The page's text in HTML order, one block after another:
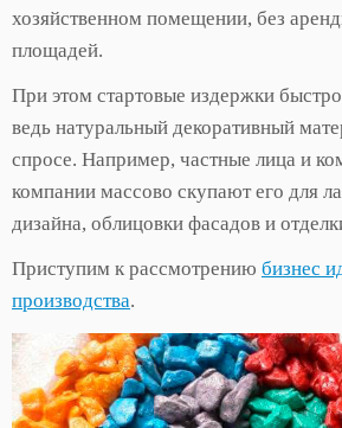
хозяйственном помещении, без
площадей.
При этом стартовые издержки
ведь натуральный декоративный
спросе. Например, частные лица и
компании массово скупают его для
дизайна, облицовки фасадов и
Приступим к рассмотрению бизнес
производства.